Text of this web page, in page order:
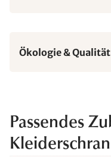
Ökologie & Qualität
Passendes